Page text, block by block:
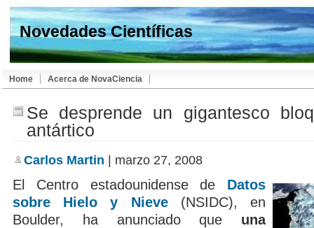
Novedades Científicas
Home Acerca de NovaCiencia
Se desprende un gigantesco
antártico
Carlos Martin | marzo 27, 2008
El Centro estadounidense de Datos
sobre Hielo y Nieve(NSIDC), en
Boulder, ha anunciado que una